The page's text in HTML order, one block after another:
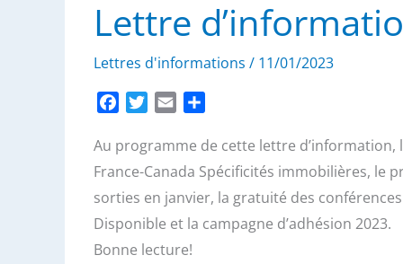
Lettre
Lettres d'informations / 11/01/2023
c
e
b
o
o
k
i
t
e
r
a
i
r
t
g
e
Au programme de cette lettre d’information,
France-Canada Spécificités immobilières, le
sorties en janvier, la gratuité des
Disponible et la campagne d’adhésion 2023.
Bonne lecture!